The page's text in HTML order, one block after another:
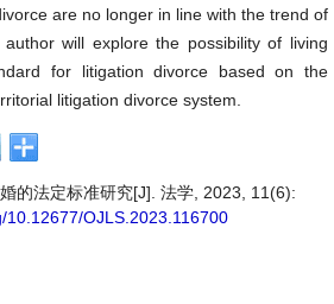
are no longer in line with the trend of
will explore the possibility of living
for litigation divorce based on the
litigation divorce system.
的法定标准研究[J]. 法学, 2023, 11(6):
10.12677/OJLS.2023.116700